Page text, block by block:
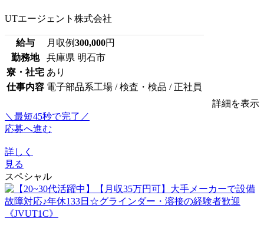
UTエージェント株式会社
給与 月収例300,000円
勤務地
兵庫県 明石市
寮・社宅 あり
仕事内容 電子部品系工場 / 検査・検品 / 正社員
詳細を表示
＼最短45秒で完了／
応募へ進む
詳しく
見る
スペシャル